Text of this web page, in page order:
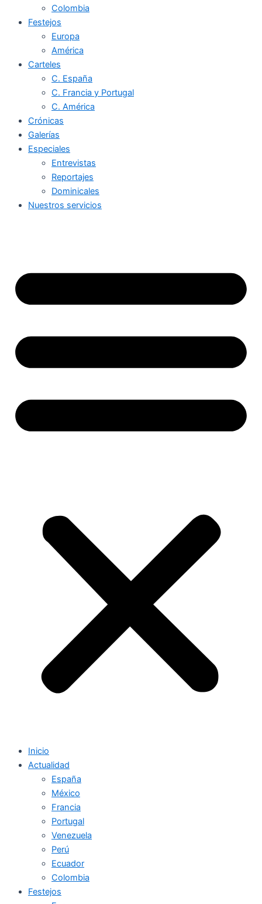
Colombia
Festejos
Europa
América
Carteles
C. España
C. Francia y Portugal
C. América
Crónicas
Galerías
Especiales
Entrevistas
Reportajes
Dominicales
Nuestros servicios
Inicio
Actualidad
España
México
Francia
Portugal
Venezuela
Perú
Ecuador
Colombia
Festejos